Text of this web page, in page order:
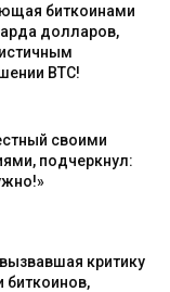
биткоинами
долларов,
BTC!
своими
подчеркнул:
критику